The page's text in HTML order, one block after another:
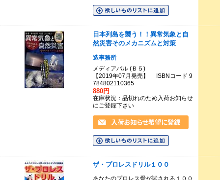
日本列島を襲う！！異常気象と自
然災害そのメカニズムと対策
造事務所
メディアパル (Ｂ５)
【2019年07月発売】 ISBNコード 9
784802110365
880円
在庫状況：品切れのため入荷お知らせ
にご登録下さい
ザ・プロレスドリル１００